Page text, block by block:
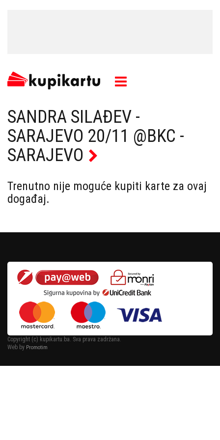
SANDRA SILAĐEV -
SARAJEVO 20/11 @BKC -
SARAJEVO
Trenutno nije moguće kupiti karte za ovaj
događaj.
Copyright (c) kupikartu.ba. Sva prava zadržana.
Web by Promotim